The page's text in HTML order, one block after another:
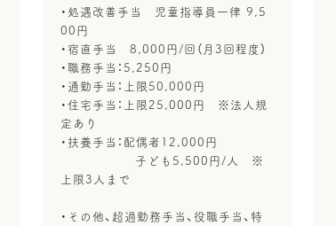
・処遇改善手当 児童指導員一律 9,5
00円
・宿直手当 8,000円/回（月3回程度）
・職務手当：5,250円
・通勤手当：上限50,000円
・住宅手当：上限25,000円 ※法人規
定あり
・扶養手当：配偶者12,000円
子ども5,500円/人 ※
上限3人まで
・その他、超過勤務手当、役職手当、特